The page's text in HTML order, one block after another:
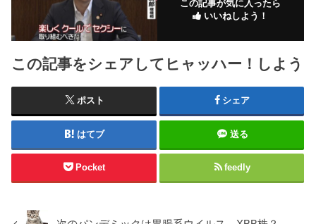
この記事が気に入ったら
いいねしよう！
この記事をシェアしてヒャッハー！しよう
ポスト シェア
はてブ 送る
Pocket feedly